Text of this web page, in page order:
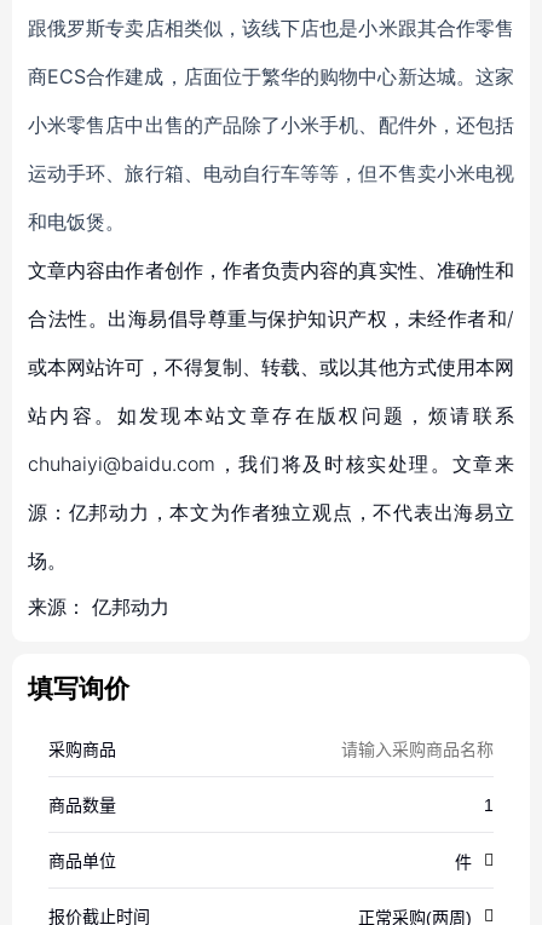
跟俄罗斯专卖店相类似，该线下店也是小米跟其合作零售
商ECS合作建成，店面位于繁华的购物中心新达城。这家
小米零售店中出售的产品除了小米手机、配件外，还包括
运动手环、旅行箱、电动自行车等等，但不售卖小米电视
和电饭煲。
文章内容由作者创作，作者负责内容的真实性、准确性和
合法性。出海易倡导尊重与保护知识产权，未经作者和/
或本网站许可，不得复制、转载、或以其他方式使用本网
站内容。如发现本站文章存在版权问题，烦请联系
chuhaiyi@baidu.com，我们将及时核实处理。文章来
源：亿邦动力，本文为作者独立观点，不代表出海易立
场。
来源： 亿邦动力
填写询价